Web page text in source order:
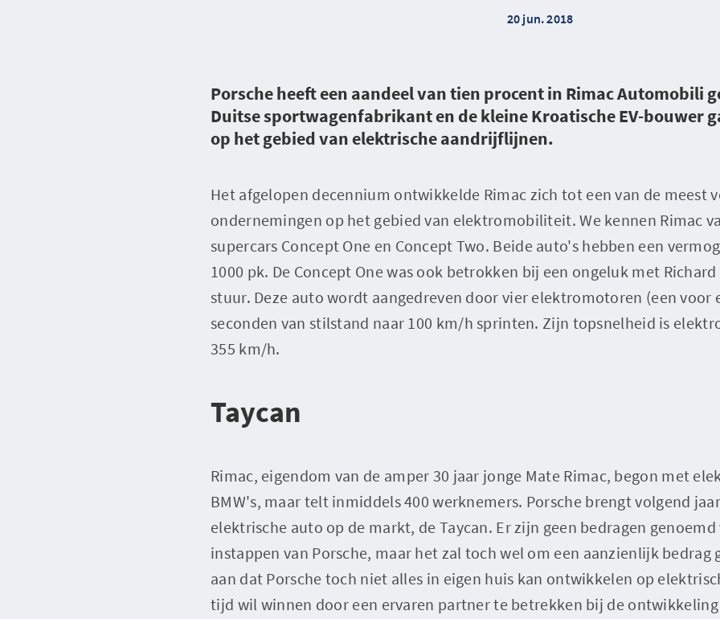
20 jun. 2018
Porsche heeft een aandeel van tien procent in Rimac Automobili
Duitse sportwagenfabrikant en de kleine Kroatische EV-bouwer
op het gebied van elektrische aandrijflijnen.
Het afgelopen decennium ontwikkelde Rimac zich tot een van de meest
ondernemingen op het gebied van elektromobiliteit. We kennen Rimac
supercars Concept One en Concept Two. Beide auto's hebben een
1000 pk. De Concept One was ook betrokken bij een ongeluk met
stuur. Deze auto wordt aangedreven door vier elektromotoren (een voor
seconden van stilstand naar 100 km/h sprinten. Zijn topsnelheid is
355 km/h.
Taycan
Rimac, eigendom van de amper 30 jaar jonge Mate Rimac, begon met
BMW's, maar telt inmiddels 400 werknemers. Porsche brengt volgend
elektrische auto op de markt, de Taycan. Er zijn geen bedragen
instappen van Porsche, maar het zal toch wel om een aanzienlijk bedrag
aan dat Porsche toch niet alles in eigen huis kan ontwikkelen op
tijd wil winnen door een ervaren partner te betrekken bij de ontwikkeling